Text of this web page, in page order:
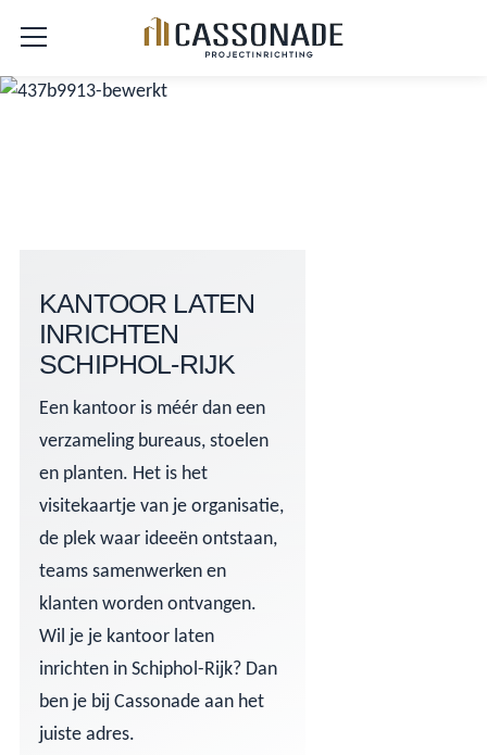
KANTOOR LATEN
INRICHTEN
SCHIPHOL-RIJK
Een kantoor is méér dan een
verzameling bureaus, stoelen
en planten. Het is het
visitekaartje van je organisatie,
de plek waar ideeën ontstaan,
teams samenwerken en
klanten worden ontvangen.
Wil je je kantoor laten
inrichten in Schiphol-Rijk? Dan
ben je bij Cassonade aan het
juiste adres.